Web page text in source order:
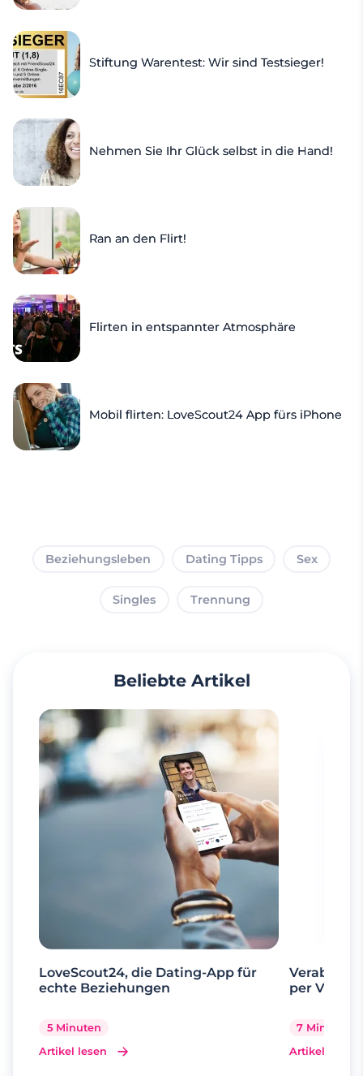
Stiftung Warentest: Wir sind Testsieger!
Nehmen Sie Ihr Glück selbst in die Hand!
Ran an den Flirt!
Flirten in entspannter Atmosphäre
Mobil flirten: LoveScout24 App fürs iPhone
Beziehungsleben Dating Tipps Sex
Singles Trennung
Beliebte Artikel
LoveScout24, die Dating-App für
echte Beziehungen
5 Minuten
Artikel lesen
per
7 Minuten
Artikel lesen